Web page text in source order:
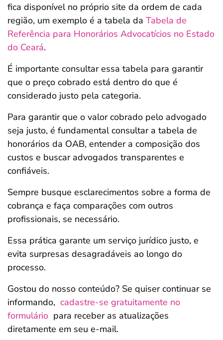
fica disponível no próprio site da ordem de cada
região, um exemplo é a tabela da Tabela de
Referência para Honorários Advocatícios no Estado
do Ceará.
É importante consultar essa tabela para garantir
que o preço cobrado está dentro do que é
considerado justo pela categoria​.
Para garantir que o valor cobrado pelo advogado
seja justo, é fundamental consultar a tabela de
honorários da OAB, entender a composição dos
custos e buscar advogados transparentes e
confiáveis.
Sempre busque esclarecimentos sobre a forma de
cobrança e faça comparações com outros
profissionais, se necessário.
Essa prática garante um serviço jurídico justo, e
evita surpresas desagradáveis ao longo do
processo.
Gostou do nosso conteúdo? Se quiser continuar se
informando, cadastre-se gratuitamente no
formulário para receber as atualizações
diretamente em seu e-mail.